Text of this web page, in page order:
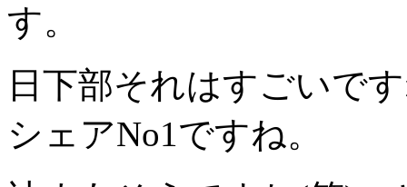
す。
日下部それはすごいで
シェアNo1ですね。